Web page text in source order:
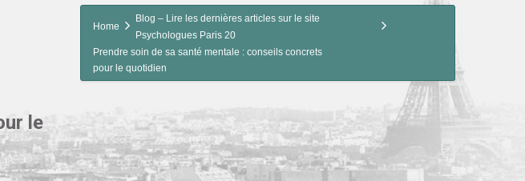
le
Home
Blog – Lire les dernières articles sur le site
Psychologues Paris 20
Prendre soin de sa santé mentale : conseils concrets
pour le quotidien